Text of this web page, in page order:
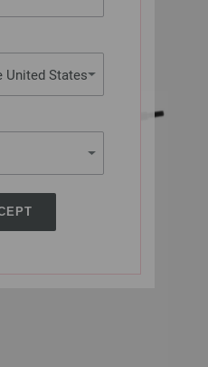
United States